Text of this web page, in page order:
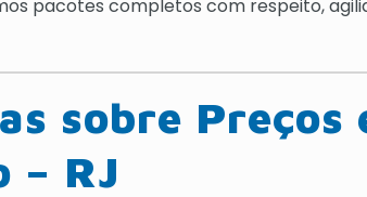
pacotes completos com respeito,
sobre Preços
– RJ